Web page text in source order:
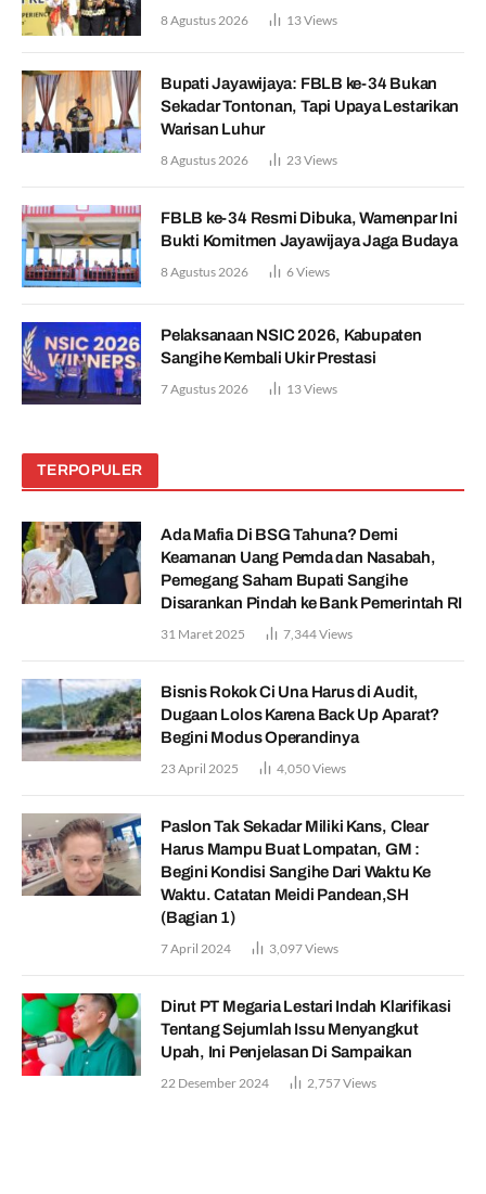
8 Agustus 2026 13Views
Bupati Jayawijaya: FBLB ke-34 Bukan
Sekadar Tontonan, Tapi Upaya Lestarikan
Warisan Luhur
8 Agustus 2026 23Views
FBLB ke-34 Resmi Dibuka, Wamenpar Ini
Bukti Komitmen Jayawijaya Jaga Budaya
8 Agustus 2026 6Views
Pelaksanaan NSIC 2026, Kabupaten
Sangihe Kembali Ukir Prestasi
7 Agustus 2026 13Views
TERPOPULER
Ada Mafia Di BSG Tahuna? Demi
Keamanan Uang Pemda dan Nasabah,
Pemegang Saham Bupati Sangihe
Disarankan Pindah ke Bank Pemerintah RI
31 Maret 2025 7,344Views
Bisnis Rokok Ci Una Harus di Audit,
Dugaan Lolos Karena Back Up Aparat?
Begini Modus Operandinya
23 April 2025 4,050Views
Paslon Tak Sekadar Miliki Kans, Clear
Harus Mampu Buat Lompatan, GM :
Begini Kondisi Sangihe Dari Waktu Ke
Waktu. Catatan Meidi Pandean,SH
(Bagian 1)
7 April 2024 3,097Views
Dirut PT Megaria Lestari Indah Klarifikasi
Tentang Sejumlah Issu Menyangkut
Upah, Ini Penjelasan Di Sampaikan
22 Desember 2024 2,757Views